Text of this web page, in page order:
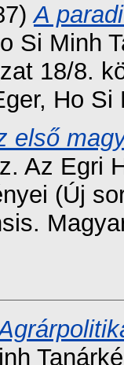
A
Si Minh
18/8.
Ho
első
Az Egri
(Új